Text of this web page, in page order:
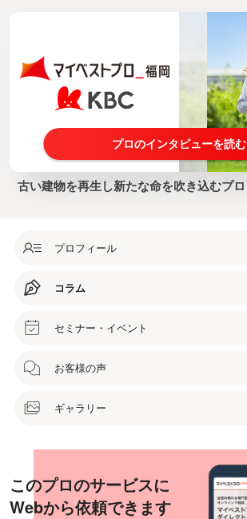
プロのインタビューを読む
古い建物を再生し新たな命を吹き込むプロ
プロフィール
コラム
セミナー・イベント
お客様の声
ギャラリー
このプロのサービスに
Webから依頼できます